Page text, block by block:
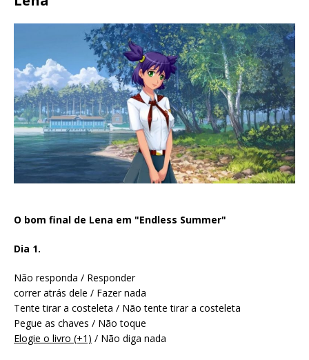
O bom final de Lena em "Endless Summer"
Dia 1.
Não responda / Responder
correr atrás dele / Fazer nada
Tente tirar a costeleta / Não tente tirar a costeleta
Pegue as chaves / Não toque
Elogie o livro (+1) / Não diga nada